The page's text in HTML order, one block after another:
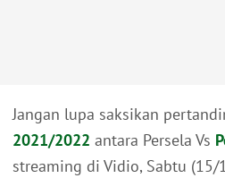
Jangan lupa saksikan
2021/2022 antara Persela Vs
streaming di Vidio, Sabtu (15/